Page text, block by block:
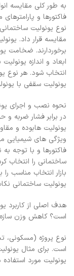
به طور کلی مقایسه
فاکتورها و
نوع یونولیت
مقایسه قرار داد.
برخوردارند. ضخامت
ابعاد و اندازه
انتخاب شود. هر نوع
یونولیت سقفی با
نحوه نصب و اجرای
در برابر فشار ضربه
یونولیت ‌هابوده و
ویژگی‌ های شیمیایی
فاکتورها و با توجه
ساختمانی را انتخاب
بازار انتخاب مناسب
یونولیت ساختمانی
هدف اصلی از کاربرد
است؟ کاهش وزن
نوع پروژه (مسکونی،
است. برای مثال
یونولیت مورد